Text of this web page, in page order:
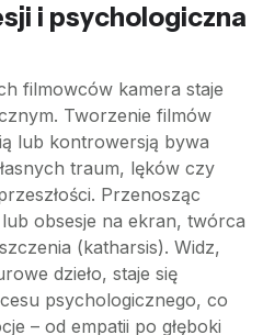
i psychologiczna
filmowców kamera staje
Tworzenie filmów
lub kontrowersją bywa
traum, lęków czy
Przenosząc
obsesje na ekran, twórca
(katharsis). Widz,
dzieło, staje się
psychologicznego, co
– od empatii po głęboki